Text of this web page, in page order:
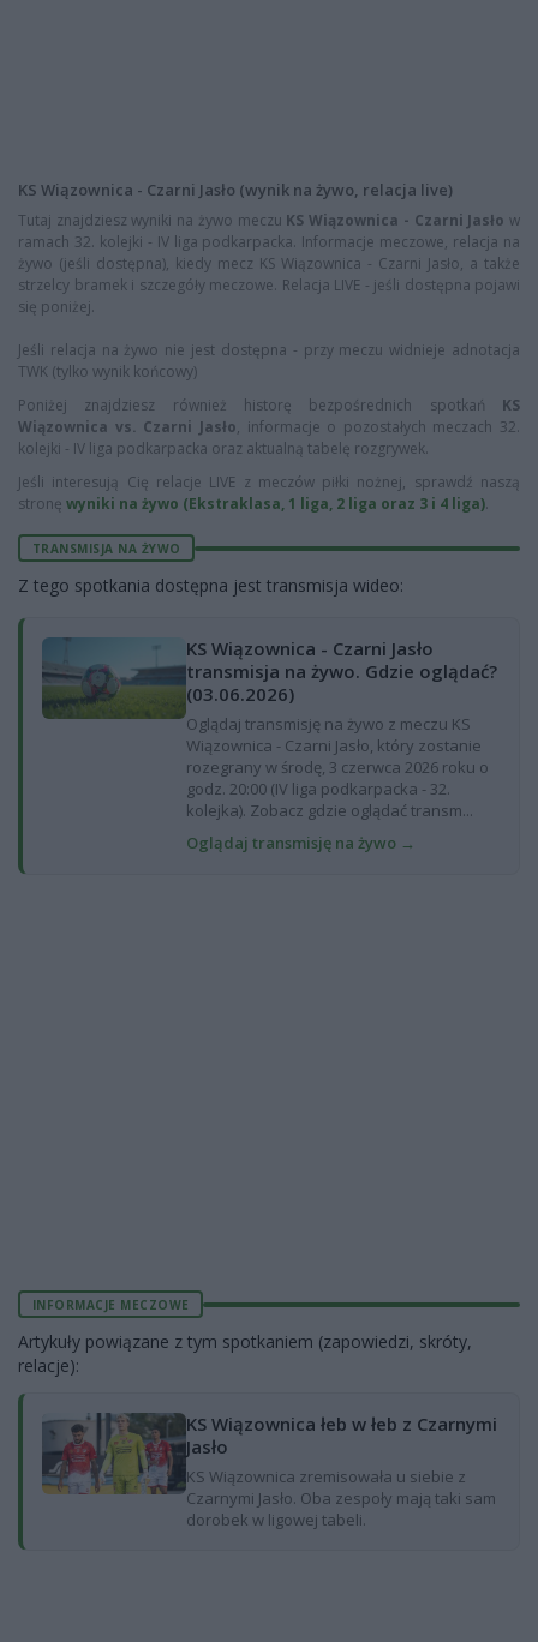
KS Wiązownica - Czarni Jasło (wynik na żywo, relacja live)
Tutaj znajdziesz wyniki na żywo meczu KS Wiązownica - Czarni Jasło w
ramach 32. kolejki - IV liga podkarpacka. Informacje meczowe, relacja na
żywo (jeśli dostępna), kiedy mecz KS Wiązownica - Czarni Jasło, a także
strzelcy bramek i szczegóły meczowe. Relacja LIVE - jeśli dostępna pojawi
się poniżej.
Jeśli relacja na żywo nie jest dostępna - przy meczu widnieje adnotacja
TWK (tylko wynik końcowy)
Poniżej znajdziesz również historę bezpośrednich spotkań KS
Wiązownica vs. Czarni Jasło, informacje o pozostałych meczach 32.
kolejki - IV liga podkarpacka oraz aktualną tabelę rozgrywek.
Jeśli interesują Cię relacje LIVE z meczów piłki nożnej, sprawdź naszą
stronę wyniki na żywo (Ekstraklasa, 1 liga, 2 liga oraz 3 i 4 liga).
TRANSMISJA NA ŻYWO
Z tego spotkania dostępna jest transmisja wideo:
KS Wiązownica - Czarni Jasło
transmisja na żywo. Gdzie oglądać?
(03.06.2026)
Oglądaj transmisję na żywo z meczu KS
Wiązownica - Czarni Jasło, który zostanie
rozegrany w środę, 3 czerwca 2026 roku o
godz. 20:00 (IV liga podkarpacka - 32.
kolejka). Zobacz gdzie oglądać transm...
Oglądaj transmisję na żywo →
INFORMACJE MECZOWE
Artykuły powiązane z tym spotkaniem (zapowiedzi, skróty,
relacje):
KS Wiązownica łeb w łeb z Czarnymi
Jasło
KS Wiązownica zremisowała u siebie z
Czarnymi Jasło. Oba zespoły mają taki sam
dorobek w ligowej tabeli.